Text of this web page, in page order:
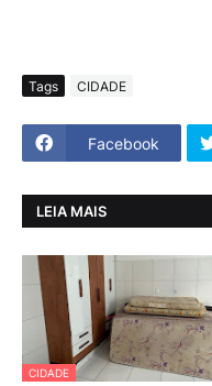
Tags CIDADE
Facebook
LEIA MAIS
CIDADE